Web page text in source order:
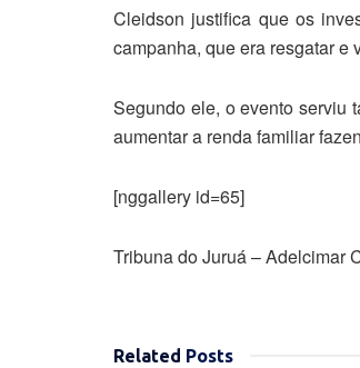
Cleidson justifica que os
campanha, que era resgatar e
Segundo ele, o evento serviu
aumentar a renda familiar
[nggallery id=65]
Tribuna do Juruá – Adelcimar
Related Posts